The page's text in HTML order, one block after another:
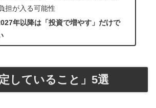
担が入る可能性
年以降は「投資で増やす」だけで
していること」5選